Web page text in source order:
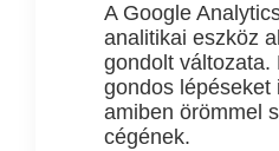
A Google
analitikai eszköz
gondolt változata.
gondos lépéseket
amiben örömmel
cégének.